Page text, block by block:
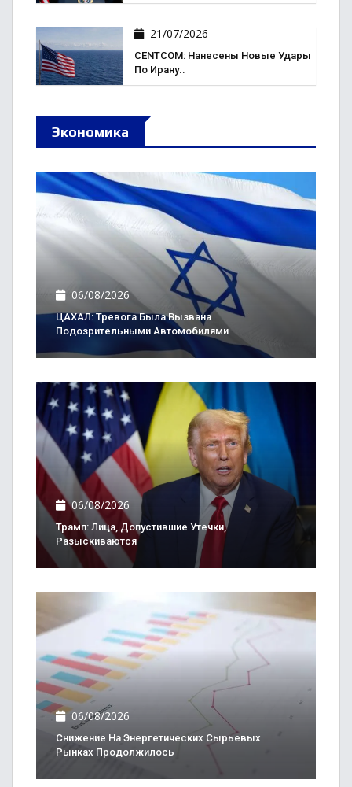
21/07/2026
CENTCOM: Нанесены Новые Удары
По Ирану..
Экономика
06/08/2026
ЦАХАЛ: Тревога Была Вызвана
Подозрительными Автомобилями
06/08/2026
Трамп: Лица, Допустившие Утечки,
Разыскиваются
06/08/2026
Снижение На Энергетических Сырьевых
Рынках Продолжилось